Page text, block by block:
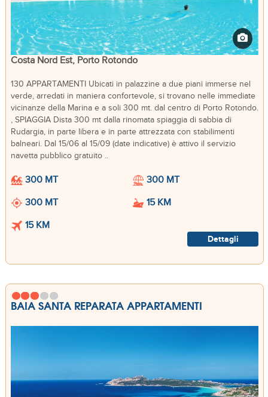
Costa Nord Est, Porto Rotondo
130 APPARTAMENTI Ubicati in palazzine a due piani immerse nel
verde, arredati in maniera confortevole, si trovano nelle immediate
vicinanze della Marina e a soli 300 mt. dal centro di Porto Rotondo.
, SPIAGGIA Dista 300 mt dalla rinomata spiaggia di sabbia di
Rudargia, in parte libera e in parte attrezzata con stabilimenti
balneari. Dal 15/06 al 15/09 (date indicative) è attivo il servizio
navetta pubblico gratuito ..
300 MT
300 MT
300 MT
15 KM
15 KM
Dettagli
BAIA SANTA REPARATA APPARTAMENTI